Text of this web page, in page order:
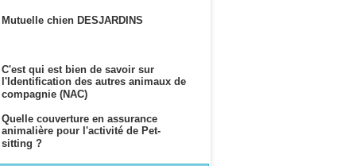
Mutuelle chien DESJARDINS
C'est qui est bien de savoir sur
l'Identification des autres animaux de
compagnie (NAC)
Quelle couverture en assurance
animalière pour l'activité de Pet-
sitting ?